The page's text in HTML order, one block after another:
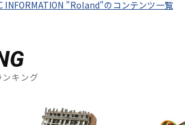
INFORMATION "Roland"のコンテンツ一覧
キング